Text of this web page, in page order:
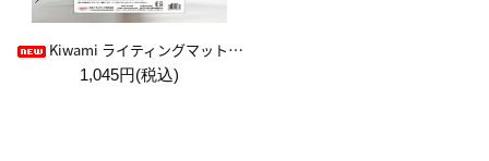
Kiwami ライティングマット下敷 HAKU白薄【A4+方眼】
1,045円(税込)